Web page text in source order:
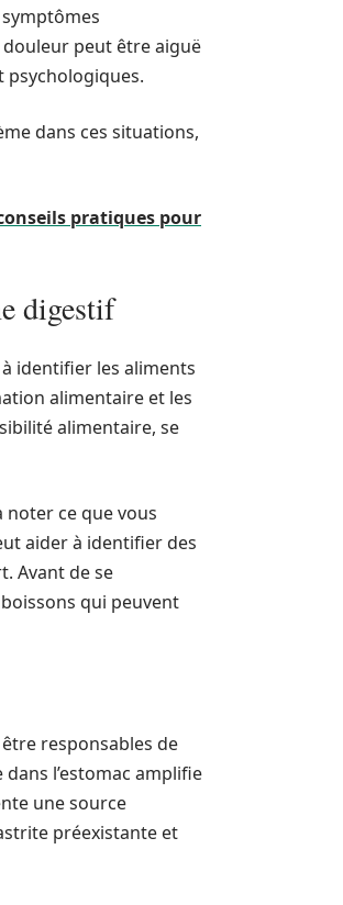
peut être aiguë
psychologiques.
dans ces situations,
pratiques pour
digestif
identifier les aliments
alimentaire et les
alimentaire, se
ce que vous
aider à identifier des
Avant de se
qui peuvent
responsables de
l’estomac amplifie
une source
préexistante et